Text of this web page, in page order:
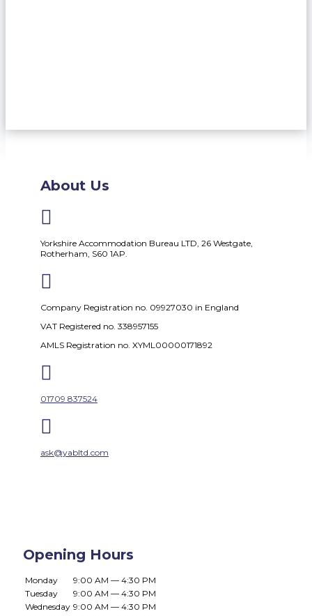
About Us

Yorkshire Accommodation Bureau LTD, 26 Westgate,
Rotherham, S60 1AP.

Company Registration no. 09927030 in England
VAT Registered no. 338957155
AMLS Registration no. XYML00000171892

01709 837524

ask@yabltd.com
Opening Hours
Monday
9:00 AM — 4:30 PM
Tuesday
9:00 AM — 4:30 PM
Wednesday 9:00 AM — 4:30 PM